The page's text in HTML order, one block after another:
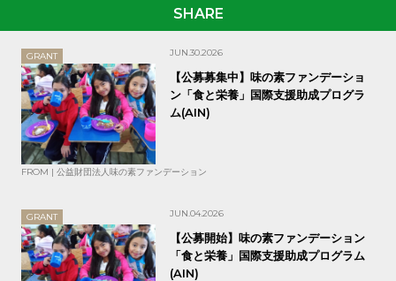
SHARE
GRANT JUN.30.2026
【公募募集中】味の素ファンデーショ
ン「食と栄養」国際支援助成プログラ
ム(AIN)
FROM | 公益財団法人味の素ファンデーション
GRANT JUN.04.2026
【公募開始】味の素ファンデーション
「食と栄養」国際支援助成プログラム
(AIN)